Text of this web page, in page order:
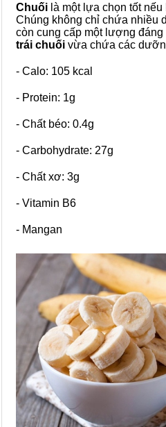
Chuối là một lựa chọn tốt nếu
Chúng không chỉ chứa nhiều
còn cung cấp một lượng đáng
trái chuối vừa chứa các
- Calo: 105 kcal
- Protein: 1g
- Chất béo: 0.4g
- Carbohydrate: 27g
- Chất xơ: 3g
- Vitamin B6
- Mangan